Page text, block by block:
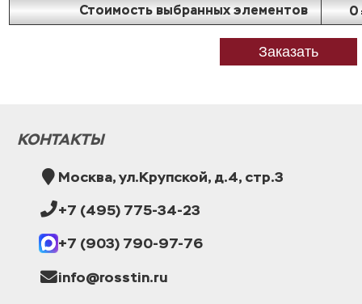
Стоимость выбранных элементов 0
Заказать
КОНТАКТЫ
Москва, ул.Крупской, д.4, стр.3
+7 (495) 775-34-23
+7 (903) 790-97-76
info@rosstin.ru